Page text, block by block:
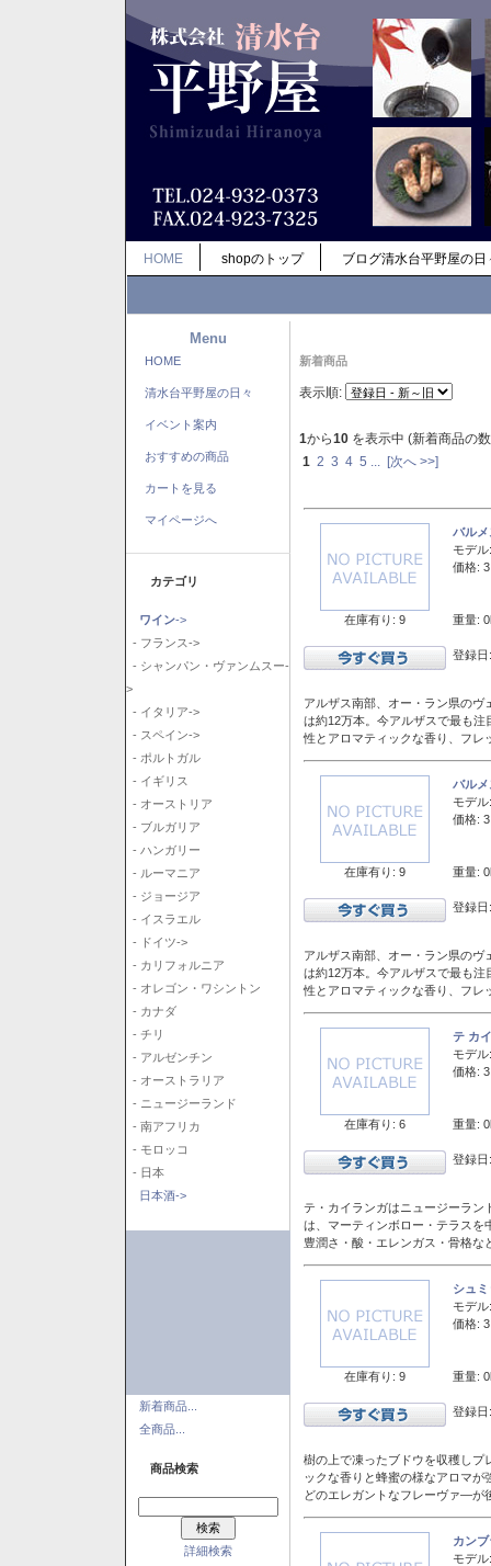
HOME shopのトップ ブログ清水台平野屋の日
Menu
HOME
清水台平野屋の日々
イベント案内
おすすめの商品
カートを見る
マイページへ
カテゴリ
ワイン->
- フランス->
- シャンパン・ヴァンムスー-
>
- イタリア->
- スペイン->
- ポルトガル
- イギリス
- オーストリア
- ブルガリア
- ハンガリー
- ルーマニア
- ジョージア
- イスラエル
- ドイツ->
- カリフォルニア
- オレゴン・ワシントン
- カナダ
- チリ
- アルゼンチン
- オーストラリア
- ニュージーランド
- 南アフリカ
- モロッコ
- 日本
日本酒->
新着商品...
全商品...
商品検索
詳細検索
新着商品
表示順:
1から10 を表示中 (新着商品の
1 2 3 4 5 [次へ >>]
在庫有り: 9
バル
モデル:
価格:
重量:
登録
アルザス南部、オー・ラン県の
は約12万本。今アルザスで最も
性とアロマティックな香り、フレ
在庫有り: 9
バル
モデル:
価格:
重量:
登録
アルザス南部、オー・ラン県の
は約12万本。今アルザスで最も
性とアロマティックな香り、フレ
在庫有り: 6
テ カ
モデル:
価格:
重量:
登録
テ・カイランガはニュージーラン
は、マーティンボロー・テラスを
豊潤さ・酸・エレンガス・骨格
在庫有り: 9
シュ
モデル:
価格:
重量:
登録
樹の上で凍ったブドウを収穫しプ
ックな香りと蜂蜜の様なアロマ
どのエレガントなフレーヴァ―が
カン
モデル: